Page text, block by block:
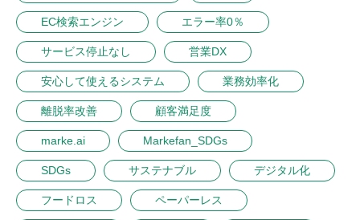
EC検索エンジン エラー率0％
サービス停止なし 営業DX
安心して使えるシステム 業務効率化
離脱率改善 顧客満足度
marke.ai Markefan_SDGs
SDGs サステナブル デジタル化
フードロス ペーパーレス